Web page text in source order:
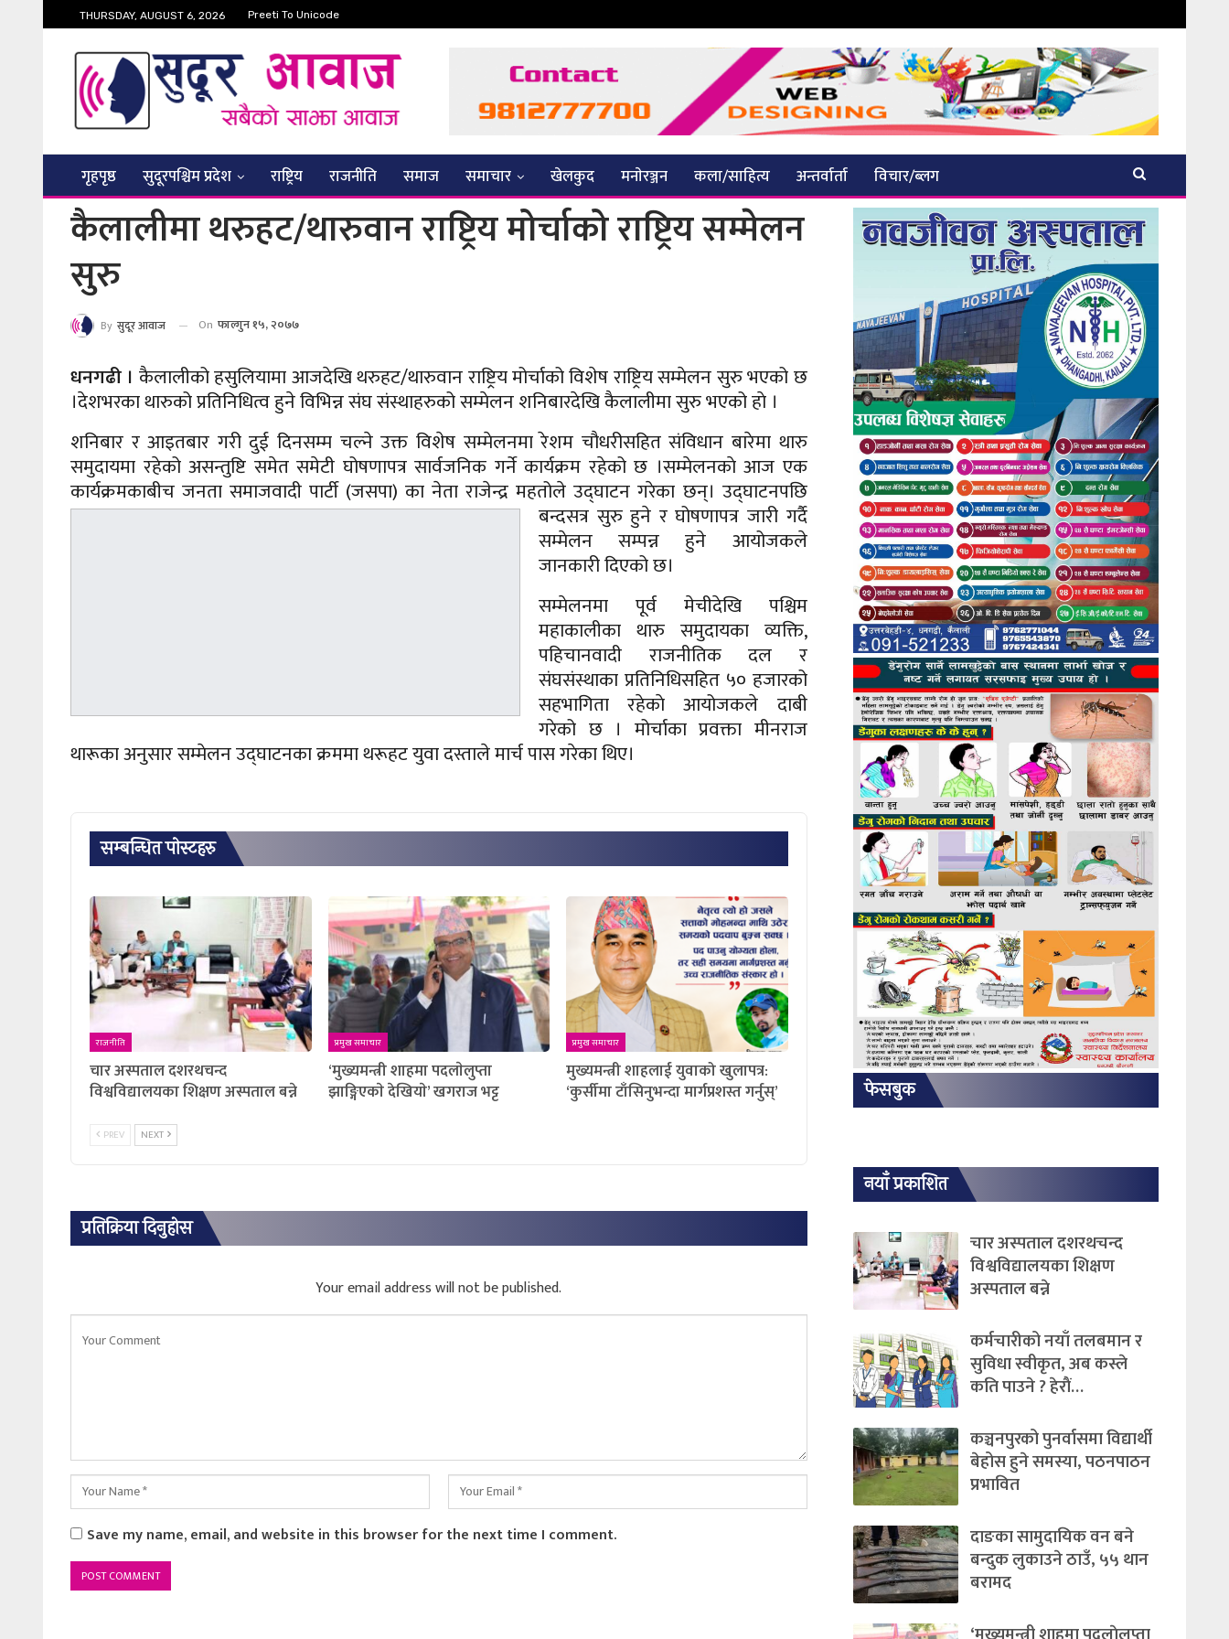
THURSDAY, AUGUST 6, 2026 Preeti To Unicode
गृहपृष्ठ सुदूरपश्चिम प्रदेश राष्ट्रिय राजनीति समाज समाचार खेलकुद मनाेरञ्जन कला/साहित्य अन्तर्वार्ता विचार/ब्लग
कैलालीमा थरुहट/थारुवान राष्ट्रिय मोर्चाको राष्ट्रिय सम्मेलन
सुरु
By सुदूर आवाज On फाल्गुन १५, २०७७
धनगढी । कैलालीको हसुलियामा आजदेखि थरुहट/थारुवान राष्ट्रिय मोर्चाको विशेष राष्ट्रिय सम्मेलन सुरु भएको छ
।देशभरका थारुको प्रतिनिधित्व हुने विभिन्न संघ संस्थाहरुको सम्मेलन शनिबारदेखि कैलालीमा सुरु भएको हाे ।
शनिबार र आइतबार गरी दुई दिनसम्म चल्ने उक्त विशेष सम्मेलनमा रेशम चौधरीसहित संविधान बारेमा थारु
समुदायमा रहेको असन्तुष्टि समेत समेटी घोषणापत्र सार्वजनिक गर्ने कार्यक्रम रहेको छ ।सम्मेलनकाे आज एक
कार्यक्रमकाबीच जनता समाजवादी पार्टी (जसपा) का नेता राजेन्द्र महतोले उद्घाटन गरेका छन्। उद्घाटनपछि
बन्दसत्र सुरु हुने र घोषणापत्र जारी गर्दै
सम्मेलन सम्पन्न हुने आयोजकले
जानकारी दिएको छ।
सम्मेलनमा पूर्व मेचीदेखि पश्चिम
महाकालीका थारु समुदायका व्यक्ति,
पहिचानवादी राजनीतिक दल र
संघसंस्थाका प्रतिनिधिसहित ५० हजारको
सहभागिता रहेकाे आयोजकले दाबी
गरेको छ । मोर्चाका प्रवक्ता मीनराज
थारूका अनुसार सम्मेलन उद्घाटनका क्रममा थरूहट युवा दस्ताले मार्च पास गरेका थिए।
सम्बन्धित पाेस्टहरु
राजनीति
चार अस्पताल दशरथचन्द
विश्वविद्यालयका शिक्षण अस्पताल बन्ने
प्रमुख समाचार
‘मुख्यमन्त्री शाहमा पदलाेलुप्ता
झाङ्गिएकाे देखियाे’ खगराज भट्ट
प्रमुख समाचार
मुख्यमन्त्री शाहलाई युवाको खुलापत्र:
‘कुर्सीमा टाँसिनुभन्दा मार्गप्रशस्त गर्नुस्’
PREV NEXT
प्रतिक्रिया दिनुहोस
Your email address will not be published.
Save my name, email, and website in this browser for the next time I comment.
फेसबुक
नयाँ प्रकाशित
चार अस्पताल दशरथचन्द
विश्वविद्यालयका शिक्षण
अस्पताल बन्ने
कर्मचारीको नयाँ तलबमान र
सुविधा स्वीकृत, अब कस्ले
कति पाउने ? हेराैं…
कञ्चनपुरको पुनर्वासमा विद्यार्थी
बेहोस हुने समस्या, पठनपाठन
प्रभावित
दाङका सामुदायिक वन बने
बन्दुक लुकाउने ठाउँ, ५५ थान
बरामद